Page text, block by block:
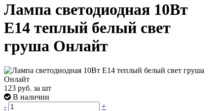
Лампа светодиодная 10Вт
Е14 теплый белый свет
груша Онлайт
123 руб. за шт
В наличии
-
+